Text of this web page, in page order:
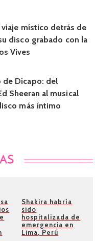
viaje místico detrás de
su disco grabado con la
Vives
de Dicapo: del
Sheeran al musical
más íntimo
Shakira habría
sido
hospitalizada de
emergencia en
Lima, Perú